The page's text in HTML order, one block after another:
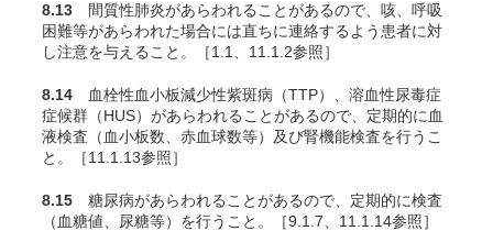
8.13 間質性肺炎があらわれることがあるので、咳、呼吸
困難等があらわれた場合には直ちに連絡するよう患者に対
し注意を与えること。［1.1、11.1.2参照］
8.14 血栓性血小板減少性紫斑病（TTP）、溶血性尿毒症
症候群（HUS）があらわれることがあるので、定期的に血
液検査（血小板数、赤血球数等）及び腎機能検査を行うこ
と。［11.1.13参照］
8.15 糖尿病があらわれることがあるので、定期的に検査
（血糖値、尿糖等）を行うこと。［9.1.7、11.1.14参照］